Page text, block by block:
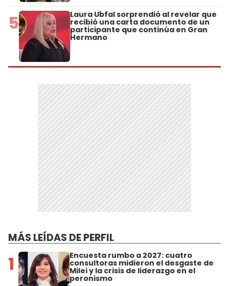
5 Laura Ubfal sorprendió al revelar que
recibió una carta documento de un
participante que continúa en Gran
Hermano
MÁS LEÍDAS DE PERFIL
1 Encuesta rumbo a 2027: cuatro
consultoras midieron el desgaste de
Milei y la crisis de liderazgo en el
peronismo